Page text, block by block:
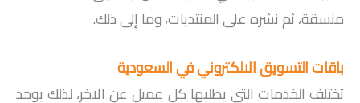
منسقة، ثم نشره على المنتديات، وما إلى ذلك.
باقات التسويق الالكتروني في السعودية
تختلف الخدمات التي يطلبها كل عميل عن الآخر، لذلك يوجد